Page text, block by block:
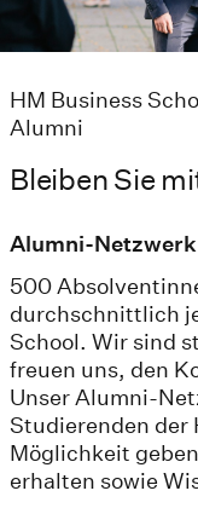
HM Business
Alumni
Bleiben Sie
Alumni-Netzwerk
500
durchschnittlich
School. Wir sind
freuen uns, den
Unser Alumni-
Studierenden der
Möglichkeit
erhalten sowie